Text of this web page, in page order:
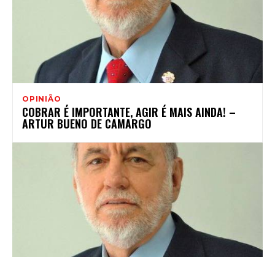
OPINIÃO
COBRAR É IMPORTANTE, AGIR É MAIS AINDA! –
ARTUR BUENO DE CAMARGO